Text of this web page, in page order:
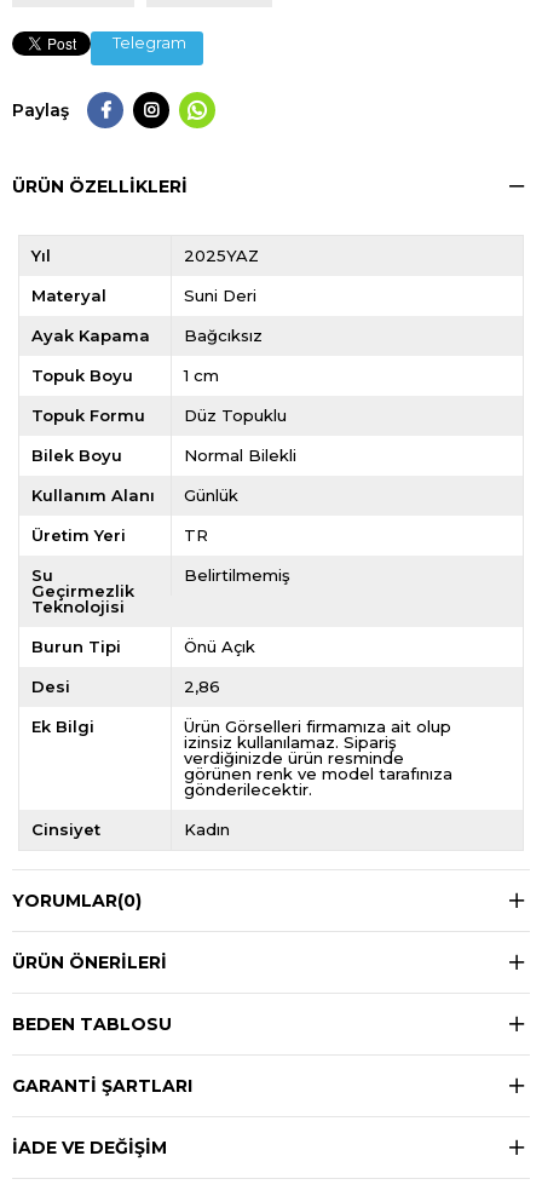
Telegram
Paylaş
ÜRÜN ÖZELLIKLERI
Yıl 2025YAZ
Materyal Suni Deri
Ayak Kapama Bağcıksız
Topuk Boyu 1 cm
Topuk Formu Düz Topuklu
Bilek Boyu Normal Bilekli
Kullanım Alanı Günlük
Üretim Yeri TR
Su
Geçirmezlik
Teknolojisi
Belirtilmemiş
Burun Tipi Önü Açık
Desi 2,86
Ek Bilgi
Ürün Görselleri firmamıza ait olup
izinsiz kullanılamaz. Sipariş
verdiğinizde ürün resminde
görünen renk ve model tarafınıza
gönderilecektir.
Cinsiyet Kadın
YORUMLAR(0)
ÜRÜN ÖNERILERI
BEDEN TABLOSU
GARANTİ ŞARTLARI
İADE VE DEĞİŞİM